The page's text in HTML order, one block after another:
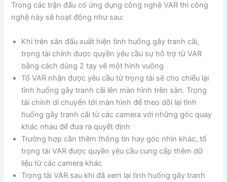
Trong các trận đấu có ứng dụng công nghệ VAR thì công
nghệ này sẽ hoạt động như sau:
Khi trên sân đấu xuất hiện tình huống gây tranh cãi,
trọng tài chính được quyền yêu cầu sự hỗ trợ từ VAR
bằng cách dùng 2 tay vẽ một hình vuông
Tổ VAR nhận được yêu cầu từ trọng tài sẽ cho chiếu lại
tình huống gây tranh cãi lên màn hình trên sân. Trọng
tài chính di chuyển tới màn hình để theo dõi lại tình
huống gây tranh cãi từ các camera với những góc quay
khác nhau để đưa ra quyết định
Trường hợp cần thêm thông tin hay góc nhìn khác, tổ
trọng tài VAR được quyền yêu cầu cung cấp thêm dữ
liệu từ các camera khác
Trọng tài VAR sau khi đã xem lại tình huống gây tranh